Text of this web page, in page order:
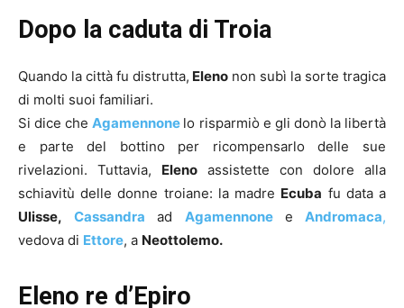
Dopo la caduta di Troia
Quando la città fu distrutta, Eleno non subì la sorte tragica
di molti suoi familiari.
Si dice che Agamennone lo risparmiò e gli donò la libertà
e parte del bottino per ricompensarlo delle sue
rivelazioni. Tuttavia, Eleno assistette con dolore alla
schiavitù delle donne troiane: la madre Ecuba fu data a
Ulisse,
Cassandra ad AgamennoneeAndromaca,
vedova di Ettore, a Neottolemo.
Eleno re d’Epiro